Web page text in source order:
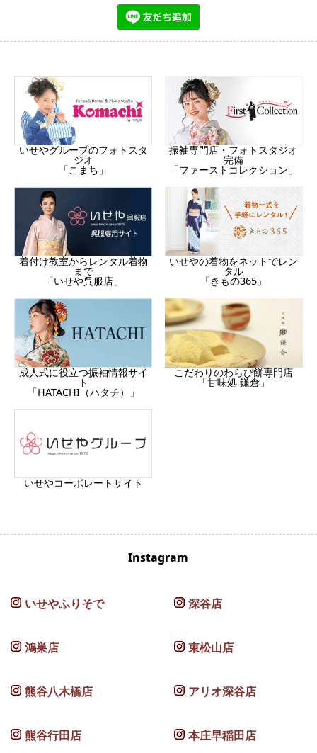
いせやグループのフォトスタ
ジオ
「こまち」
振袖専門店・フォトスタジオ
完備
「ファーストコレクション」
着付け教室からレンタル着物
まで
「いせや呉服店」
いせやの着物をネットでレン
タル
「きもの365」
成人式に役立つ振袖情報サイ
ト
「HATACHI（ハタチ）」
こだわりのわらび餅専門店
「甘味処 鎌倉」
いせやコーポレートサイト
Instagram
いせやふりそで 深谷店
鴻巣店 東松山店
熊谷八木橋店 アリオ深谷店
熊谷行田店 本庄早稲田店